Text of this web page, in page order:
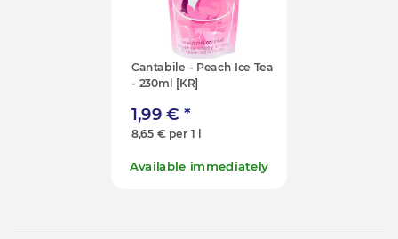
Cantabile - Peach Ice Tea
- 230ml [KR]
1,99 € *
8,65 € per 1 l
Available immediately